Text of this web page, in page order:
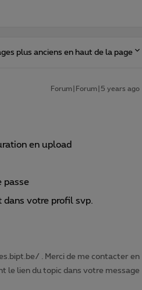
plus anciens en haut de la page
Forum|Forum|5 years ago
en upload
passe
votre profil svp.
. Merci de me contacter en
le lien du topic dans votre message